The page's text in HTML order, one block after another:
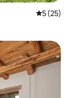
5 de uma
5 (25)